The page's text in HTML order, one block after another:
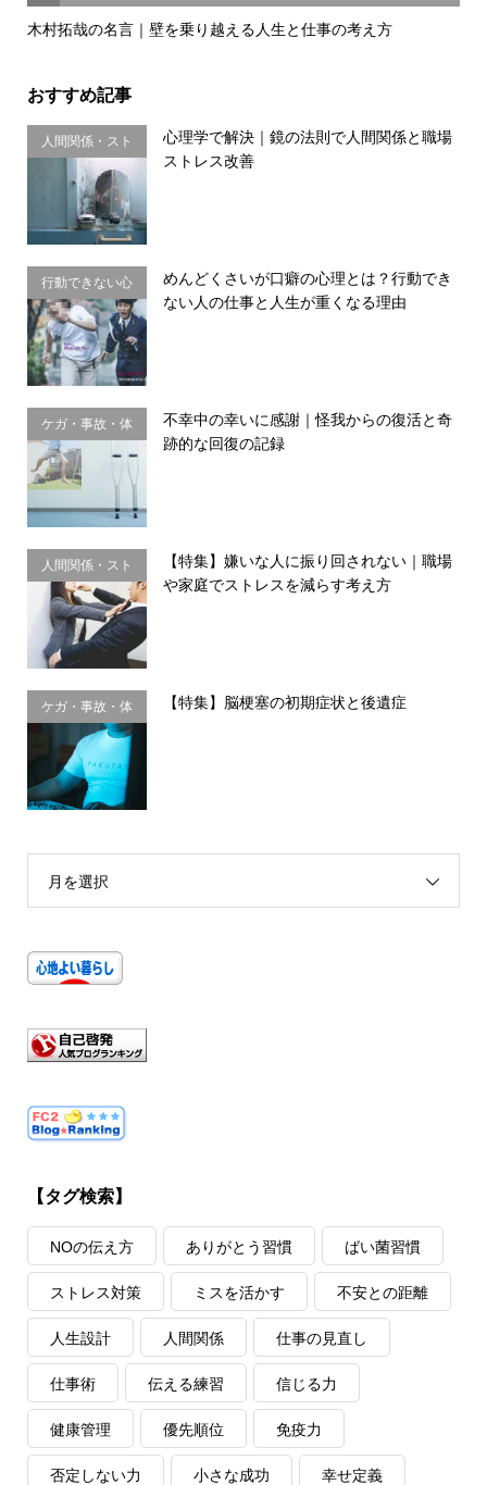
木村拓哉の名言｜壁を乗り越える人生と仕事の考え方
おすすめ記事
人間関係・スト
レス
心理学で解決｜鏡の法則で人間関係と職場
ストレス改善
行動できない心
理・思い込み
めんどくさいが口癖の心理とは？行動でき
ない人の仕事と人生が重くなる理由
ケガ・事故・体
のサイン
不幸中の幸いに感謝｜怪我からの復活と奇
跡的な回復の記録
人間関係・スト
レス
【特集】嫌いな人に振り回されない｜職場
や家庭でストレスを減らす考え方
ケガ・事故・体
のサイン
【特集】脳梗塞の初期症状と後遺症
月を選択
【タグ検索】
NOの伝え方 ありがとう習慣 ばい菌習慣
ストレス対策 ミスを活かす 不安との距離
人生設計 人間関係 仕事の見直し
仕事術 伝える練習 信じる力
健康管理 優先順位 免疫力
否定しない力 小さな成功 幸せ定義